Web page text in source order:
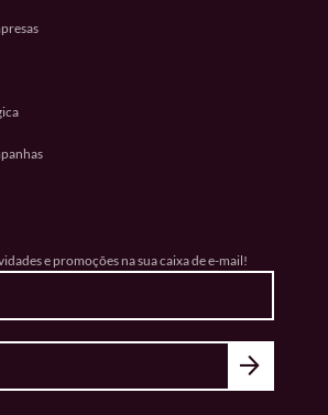
e promoções na sua caixa de e-mail!